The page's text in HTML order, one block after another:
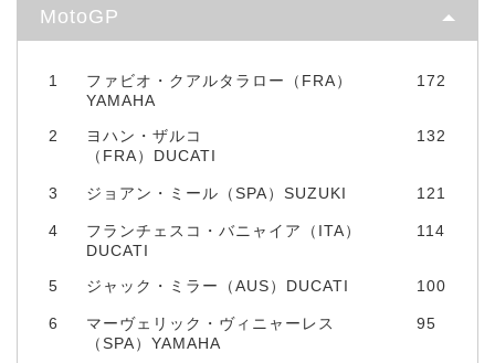
MotoGP
1
ファビオ・クアルタラロー（FRA）
YAMAHA
172
2
ヨハン・ザルコ
（FRA）DUCATI
132
3 ジョアン・ミール（SPA）SUZUKI 121
4
フランチェスコ・バニャイア（ITA）
DUCATI
114
5 ジャック・ミラー（AUS）DUCATI 100
6
マーヴェリック・ヴィニャーレス
（SPA）YAMAHA
95